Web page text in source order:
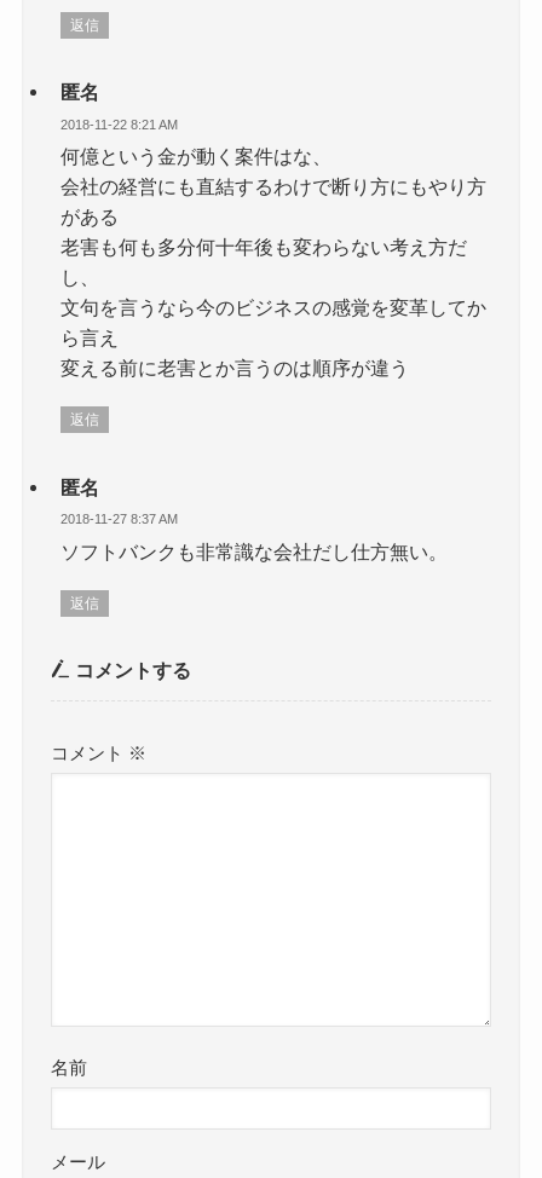
返信
匿名
2018-11-22 8:21 AM
何億という金が動く案件はな、
会社の経営にも直結するわけで断り方にもやり方
がある
老害も何も多分何十年後も変わらない考え方だ
し、
文句を言うなら今のビジネスの感覚を変革してか
ら言え
変える前に老害とか言うのは順序が違う
返信
匿名
2018-11-27 8:37 AM
ソフトバンクも非常識な会社だし仕方無い。
返信
コメントする
コメント ※
名前
メール